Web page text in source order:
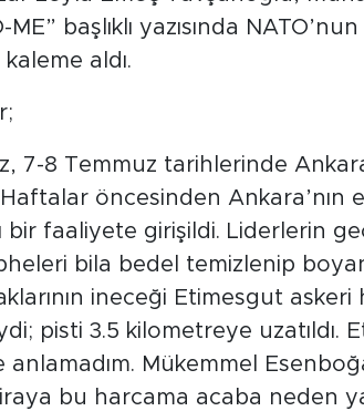
ME” başlıklı yazısında
aldı.
7-8 Temmuz tarihlerinde
öncesinden Ankara’nın
bir faaliyete girişildi. Liderlerin
bila bedel temizlenip
ineceği Etimesgut askeri
pisti 3.5 kilometreye uzatıldı.
anlamadım. Mükemmel
bu harcama acaba neden